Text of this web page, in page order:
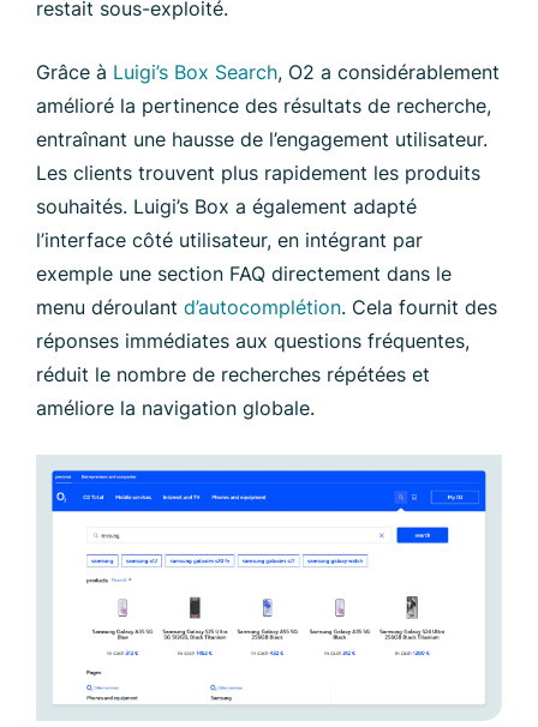
restait sous-exploité.
Grâce à Luigi’s Box Search, O2 a considérablement
amélioré la pertinence des résultats de recherche,
entraînant une hausse de l’engagement utilisateur.
Les clients trouvent plus rapidement les produits
souhaités. Luigi’s Box a également adapté
l’interface côté utilisateur, en intégrant par
exemple une section FAQ directement dans le
menu déroulant d’autocomplétion. Cela fournit des
réponses immédiates aux questions fréquentes,
réduit le nombre de recherches répétées et
améliore la navigation globale.